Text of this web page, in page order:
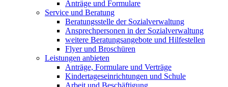
Anträge und Formulare
Service und Beratung
Beratungsstelle der Sozialverwaltung
Ansprechpersonen in der Sozialverwaltung
weitere Beratungsangebote und Hilfestellen
Flyer und Broschüren
Leistungen anbieten
Anträge, Formulare und Verträge
Kindertageseinrichtungen und Schule
Arbeit und Beschäftigung